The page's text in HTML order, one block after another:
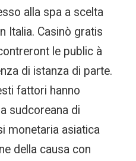
alla spa a scelta
Italia. Casinò gratis
le public à
di istanza di parte.
fattori hanno
sudcoreana di
monetaria asiatica
della causa con